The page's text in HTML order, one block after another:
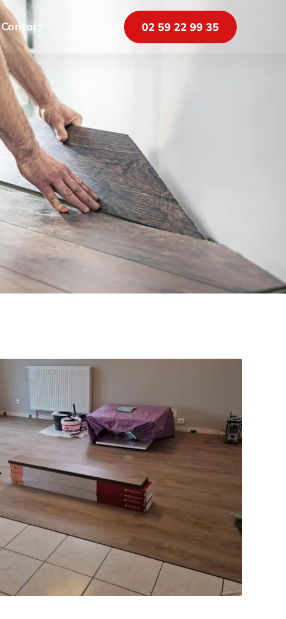
Contact 02 59 22 99 35